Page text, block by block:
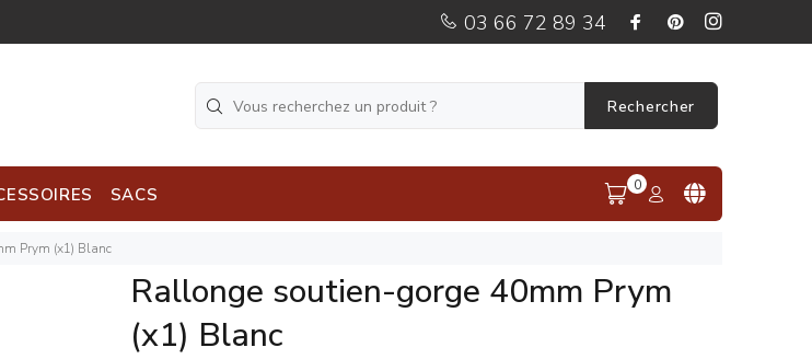
03 66 72 89 34
Rechercher
SACS 0
Prym (x1) Blanc
Rallonge soutien-gorge 40mm Prym
(x1) Blanc